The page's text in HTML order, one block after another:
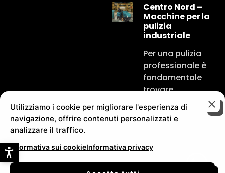
Utilizziamo i cookie per migliorare l'esperienza di
navigazione, offrire contenuti personalizzati e
analizzare il traffico.
Informativa sui cookieInformativa privacy
Centro Nord –
Macchine per la
pulizia
industriale
Per una pulizia
professionale è
fondamentale
trovare